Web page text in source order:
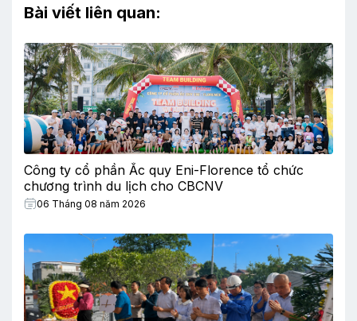
Bài viết liên quan:
Công ty cổ phần Ắc quy Eni-Florence tổ chức
chương trình du lịch cho CBCNV
06 Tháng 08 năm 2026